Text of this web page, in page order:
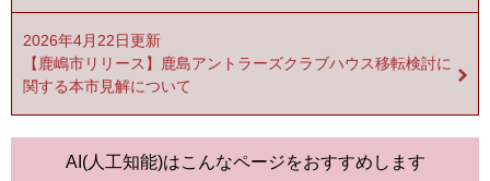
2026年4月22日更新
【鹿嶋市リリース】鹿島アントラーズクラブハウス移転検討に
関する本市見解について
AI(人工知能)はこんなページをおすすめします